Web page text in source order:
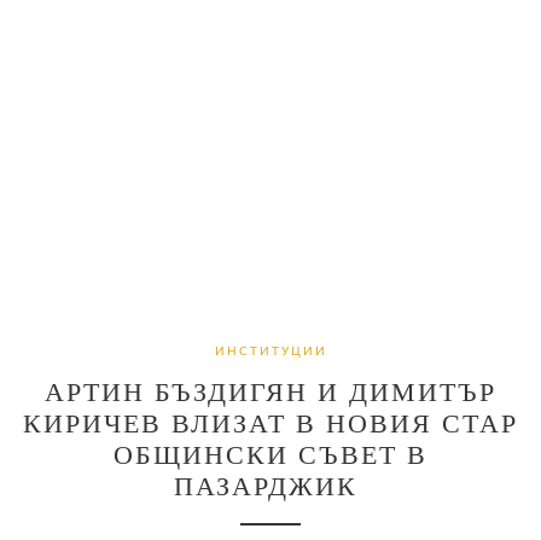
ИНСТИТУЦИИ
АРТИН БЪЗДИГЯН И ДИМИТЪР
КИРИЧЕВ ВЛИЗАТ В НОВИЯ СТАР
ОБЩИНСКИ СЪВЕТ В
ПАЗАРДЖИК